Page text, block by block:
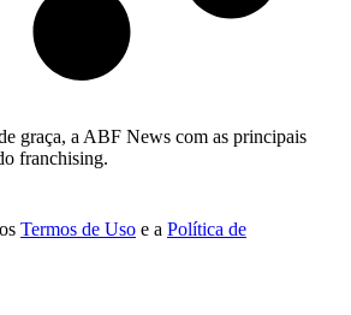
graça, a ABF News com as principais
franchising.
Termos de Uso e a Política de